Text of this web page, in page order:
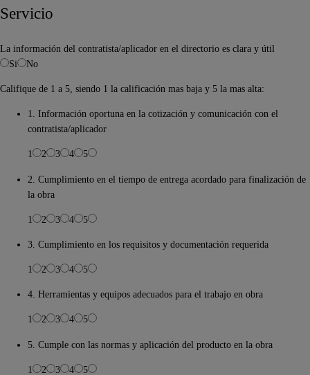
Servicio
La información del contratista/aplicador en el directorio es clara y útil
Si
No
Califique de 1 a 5, siendo 1 la calificación mas baja y 5 la mas alta:
1. Información oportuna en la cotización y comunicación con el
contratista/aplicador
1 2 3 4 5
2. Cumplimiento en el tiempo de entrega acordado para finalización de
la obra
1 2 3 4 5
3. Cumplimiento en los requisitos y documentación requerida
1 2 3 4 5
4. Herramientas y equipos adecuados para el trabajo en obra
1 2 3 4 5
5. Cumple con las normas y aplicación del producto en la obra
1 2 3 4 5